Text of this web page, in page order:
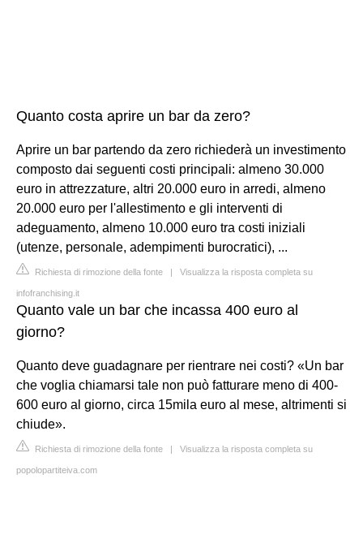
Quanto costa aprire un bar da zero?
Aprire un bar partendo da zero richiederà un investimento
composto dai seguenti costi principali: almeno 30.000
euro in attrezzature, altri 20.000 euro in arredi, almeno
20.000 euro per l'allestimento e gli interventi di
adeguamento, almeno 10.000 euro tra costi iniziali
(utenze, personale, adempimenti burocratici), ...
Richiesta di rimozione della fonte | Visualizza la risposta completa su
infofranchising.it
Quanto vale un bar che incassa 400 euro al
giorno?
Quanto deve guadagnare per rientrare nei costi? «Un bar
che voglia chiamarsi tale non può fatturare meno di 400-
600 euro al giorno, circa 15mila euro al mese, altrimenti si
chiude».
Richiesta di rimozione della fonte | Visualizza la risposta completa su
popolopartiteiva.com